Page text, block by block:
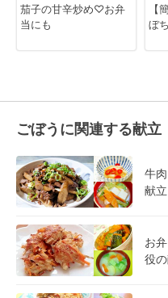
茄子の甘辛炒め♡お弁
当にも
【
ぼ
ごぼうに関連する献立
牛
献立
お
役